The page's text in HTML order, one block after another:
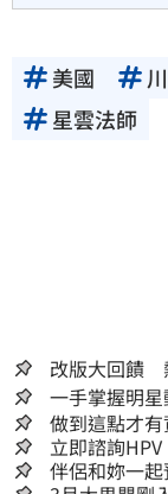
美國
星雲法師
改版大回饋
做到這點才
立即諮詢
嫌晚！
伴侶和妳一起